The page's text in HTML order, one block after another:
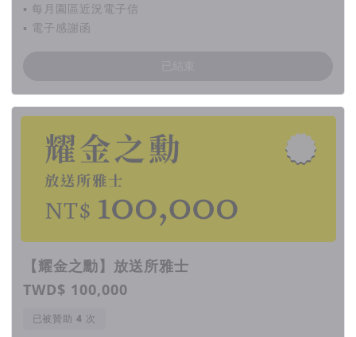
▪ 每月園區近況電子信
▪ 電子感謝函
【耀金之勳】放送所雅士
TWD$ 100,000
已被贊助 次